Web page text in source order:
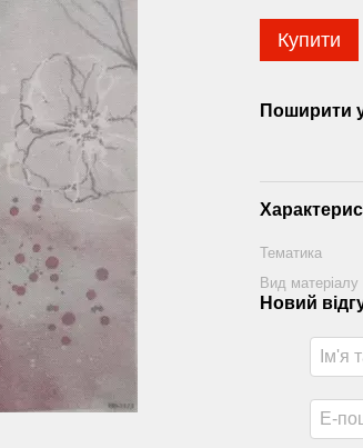
Купити
Поширити
Тематика
Вид матеріалу
Новий